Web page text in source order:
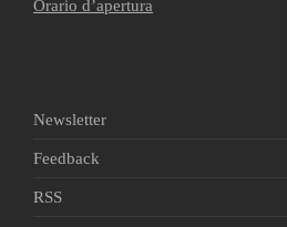
Orario d’apertura
Newsletter
Feedback
RSS